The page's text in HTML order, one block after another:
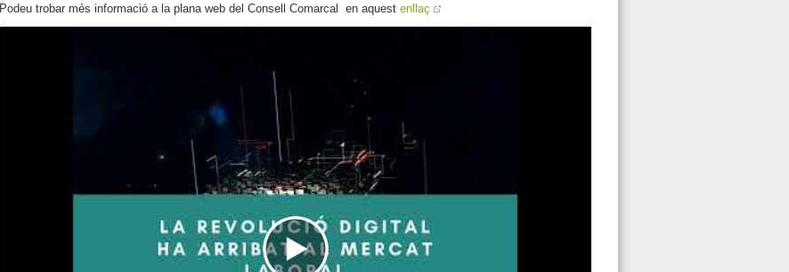
Podeu trobar més informació a la plana web del Consell Comarcal en aquest enllaç